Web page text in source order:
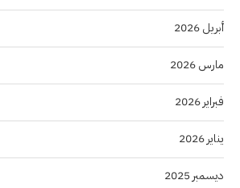
أبريل 2026
مارس 2026
فبراير 2026
يناير 2026
ديسمبر 2025